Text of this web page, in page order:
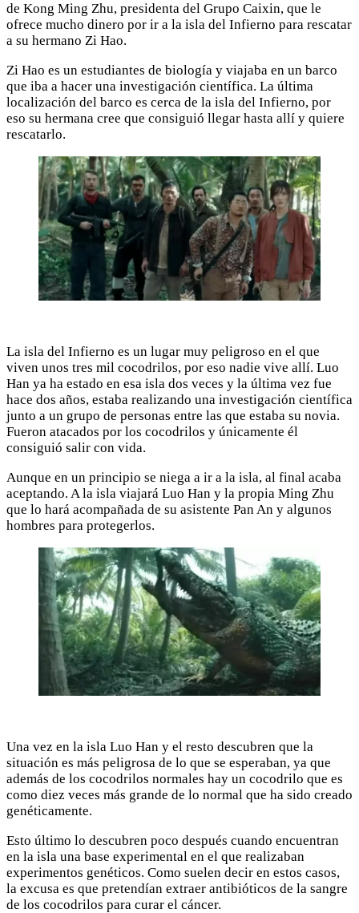
de Kong Ming Zhu, presidenta del Grupo Caixin, que le
ofrece mucho dinero por ir a la isla del Infierno para rescatar
a su hermano Zi Hao.
Zi Hao es un estudiantes de biología y viajaba en un barco
que iba a hacer una investigación científica. La última
localización del barco es cerca de la isla del Infierno, por
eso su hermana cree que consiguió llegar hasta allí y quiere
rescatarlo.
La isla del Infierno es un lugar muy peligroso en el que
viven unos tres mil cocodrilos, por eso nadie vive allí. Luo
Han ya ha estado en esa isla dos veces y la última vez fue
hace dos años, estaba realizando una investigación científica
junto a un grupo de personas entre las que estaba su novia.
Fueron atacados por los cocodrilos y únicamente él
consiguió salir con vida.
Aunque en un principio se niega a ir a la isla, al final acaba
aceptando. A la isla viajará Luo Han y la propia Ming Zhu
que lo hará acompañada de su asistente Pan An y algunos
hombres para protegerlos.
Una vez en la isla Luo Han y el resto descubren que la
situación es más peligrosa de lo que se esperaban, ya que
además de los cocodrilos normales hay un cocodrilo que es
como diez veces más grande de lo normal que ha sido creado
genéticamente.
Esto último lo descubren poco después cuando encuentran
en la isla una base experimental en el que realizaban
experimentos genéticos. Como suelen decir en estos casos,
la excusa es que pretendían extraer antibióticos de la sangre
de los cocodrilos para curar el cáncer.